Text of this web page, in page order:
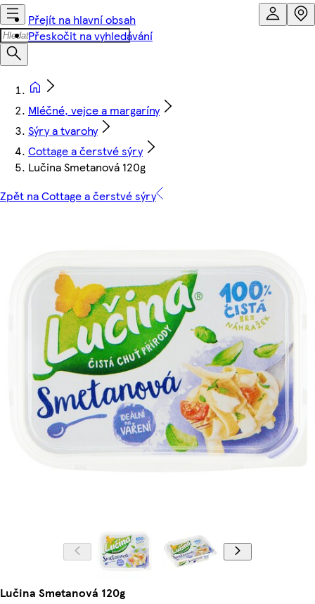
Přejít na hlavní obsah
Přeskočit na vyhledávání
Mléčné, vejce a margaríny
Sýry a tvarohy
Cottage a čerstvé sýry
Lučina Smetanová 120g
Zpět na Cottage a čerstvé sýry
Lučina Smetanová 120g